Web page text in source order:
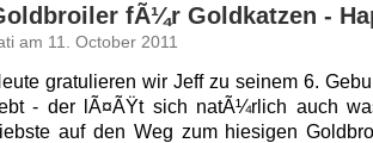
fÃ¼r Goldkatzen -
am 11. October 2011
gratulieren wir Jeff zu seinem 6.
- der lÃ¤ÃŸt sich natÃ¼rlich auch
auf den Weg zum hiesigen